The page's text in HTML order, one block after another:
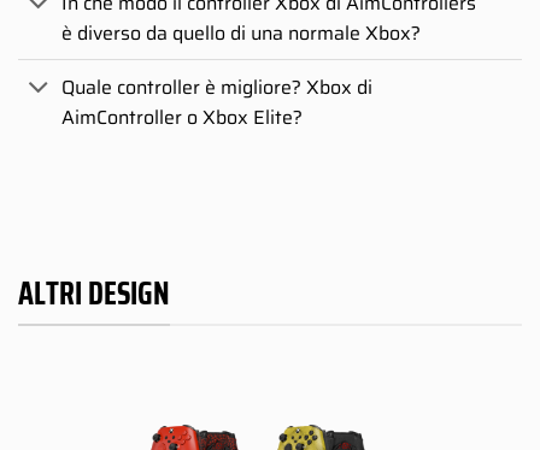
è diverso da quello di una normale Xbox?
Quale controller è migliore? Xbox di
AimController o Xbox Elite?
ALTRI DESIGN